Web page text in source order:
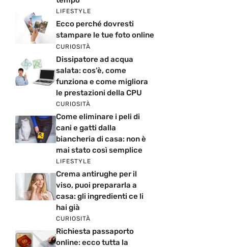
LIFESTYLE
Ecco perché dovresti
stampare le tue foto online
CURIOSITÀ
Dissipatore ad acqua
salata: cos’è, come
funziona e come migliora
le prestazioni della CPU
CURIOSITÀ
Come eliminare i peli di
cani e gatti dalla
biancheria di casa: non è
mai stato così semplice
LIFESTYLE
Crema antirughe per il
viso, puoi prepararla a
casa: gli ingredienti ce li
hai già
CURIOSITÀ
Richiesta passaporto
online: ecco tutta la